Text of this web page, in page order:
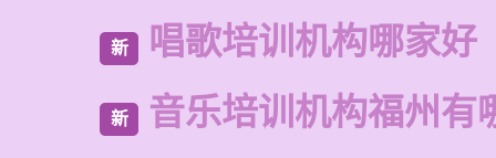
新 唱歌培训机构哪家好
新 音乐培训机构福州有